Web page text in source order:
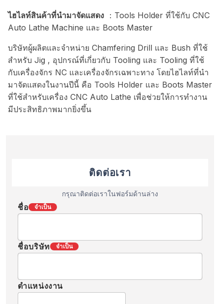
ไฮไลท์สินค้าที่นำมาจัดแสดง ：Tools Holder ที่ใช้กับ CNC
Auto Lathe Machine และ Boots Master
บริษัทผู้ผลิตและจําหน่าย Chamfering Drill และ Bush ที่ใช้
สําหรับ Jig , อุปกรณ์ที่เกี่ยวกับ Tooling และ Tooling ที่ใช้
กับเครื่องจักร NC และเครื่องจักรเฉพาะทาง โดยไฮไลท์ที่นำ
มาจัดแสดงในงานปีนี้ คือ Tools Holder และ Boots Master
ที่ใช้สำหรับเครื่อง CNC Auto Lathe เพื่อช่วยให้การทำงาน
มีประสิทธิภาพมากยิ่งขึ้น
ติดต่อเรา
กรุณาติดต่อเราในฟอร์มด้านล่าง
ชื่อ จำเป็น
ชื่อบริษัท จำเป็น
ตำแหน่งงาน